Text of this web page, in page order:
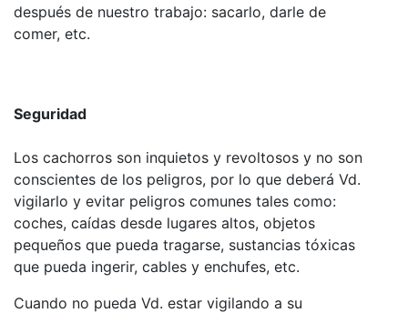
después de nuestro trabajo: sacarlo, darle de
comer, etc.
Seguridad
Los cachorros son inquietos y revoltosos y no son
conscientes de los peligros, por lo que deberá Vd.
vigilarlo y evitar peligros comunes tales como:
coches, caídas desde lugares altos, objetos
pequeños que pueda tragarse, sustancias tóxicas
que pueda ingerir, cables y enchufes, etc.
Cuando no pueda Vd. estar vigilando a su